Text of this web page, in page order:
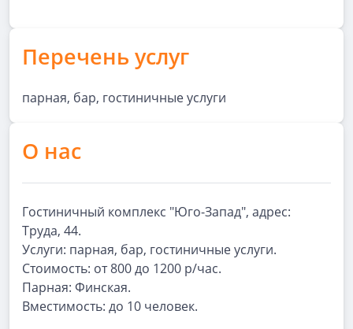
Перечень услуг
парная, бар, гостиничные услуги
О нас
Гостиничный комплекс "Юго-Запад", адрес:
Труда, 44.
Услуги: парная, бар, гостиничные услуги.
Стоимость: от 800 до 1200 р/час.
Парная: Финская.
Вместимость: до 10 человек.